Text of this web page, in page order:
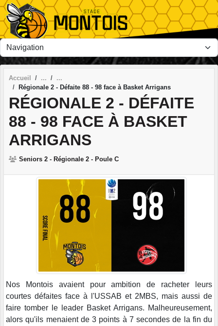
Accueil
Régionale 2 - Défaite 88 - 98 face à Basket Arrigans
RÉGIONALE 2 - DÉFAITE
88 - 98 FACE À BASKET
ARRIGANS
Seniors 2 - Régionale 2 - Poule C
Nos Montois avaient pour ambition de racheter leurs
courtes défaites face à l'USSAB et 2MBS, mais aussi de
faire tomber le leader Basket Arrigans. Malheureusement,
alors qu'ils menaient de 3 points à 7 secondes de la fin du
Panneau de gestion des cookies